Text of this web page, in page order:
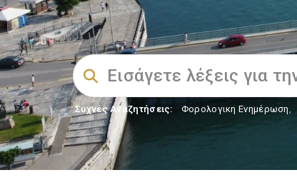
Συχνές Αναζητήσεις: Φορολογικη Ενημέρωση,